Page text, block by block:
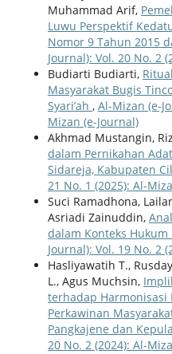
Muhammad Arif,
Luwu Perspektif
Nomor 9 Tahun 2015
Journal): Vol. 20 No. 2
Budiarti Budiarti,
Masyarakat Bugis
Syari’ah , Al-Mizan (e-
Mizan (e-Journal)
Akhmad Mustangin,
dalam Pernikahan
Sidareja, Kabupaten
21 No. 1 (2025): Al-
Suci Ramadhona,
Asriadi Zainuddin,
dalam Konteks Hukum
Journal): Vol. 19 No. 2
Hasliyawatih T.,
L., Agus Muchsin,
terhadap Harmonisasi
Perkawinan
Pangkajene dan
20 No. 2 (2024): Al-